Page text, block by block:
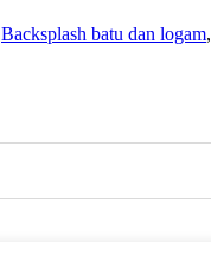
Backsplash batu dan logam,